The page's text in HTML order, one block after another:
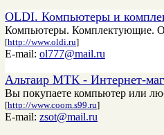
OLDI. Компьютеры и
Компьютеры. Комплектующие.
[http://www.oldi.ru]
E-mail: ol777@mail.ru
Альтаир МТК - Интернет-
Вы покупаете компьютер или
[http://www.coom.s99.ru]
E-mail: zsot@mail.ru